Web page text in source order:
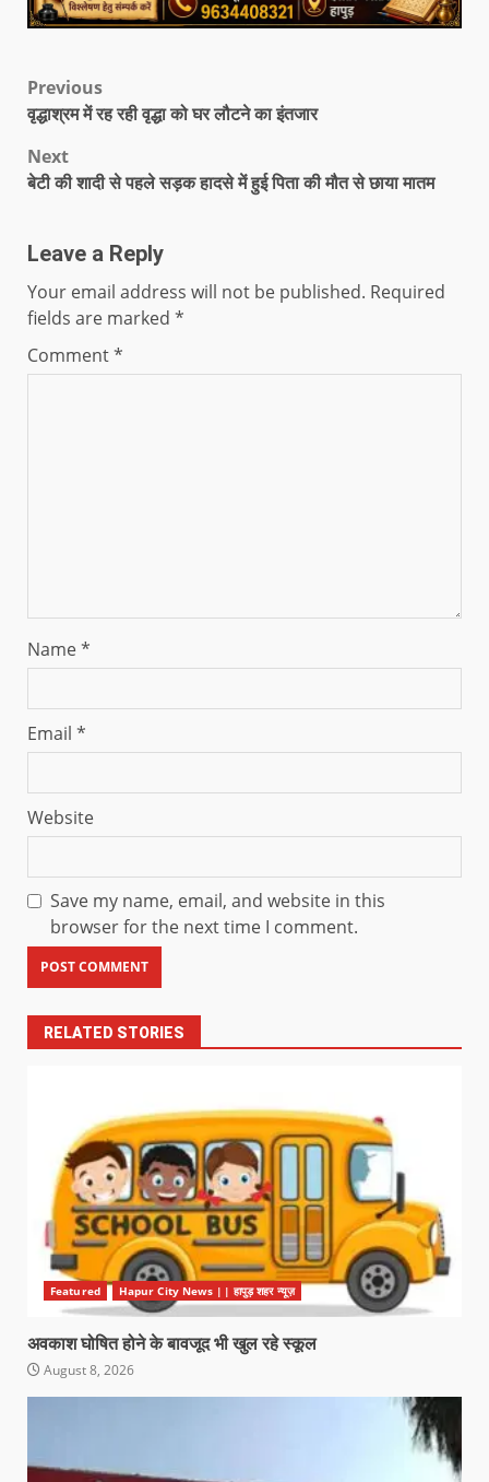
Previous
वृद्धाश्रम में रह रही वृद्धा को घर लौटने का इंतजार
Next
बेटी की शादी से पहले सड़क हादसे में हुई पिता की मौत से छाया मातम
Leave a Reply
Your email address will not be published. Required
fields are marked *
Comment*
Name*
Email *
Website
Save my name, email, and website in this
browser for the next time I comment.
RELATED STORIES
Featured Hapur City News || हापुड़ शहर न्यूज़
अवकाश घोषित होने के बावजूद भी खुल रहे स्कूल
August 8, 2026